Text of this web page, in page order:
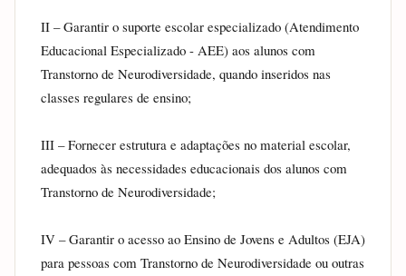
II – Garantir o suporte escolar especializado (Atendimento
Educacional Especializado - AEE) aos alunos com
Transtorno de Neurodiversidade, quando inseridos nas
classes regulares de ensino;
III – Fornecer estrutura e adaptações no material escolar,
adequados às necessidades educacionais dos alunos com
Transtorno de Neurodiversidade;
IV – Garantir o acesso ao Ensino de Jovens e Adultos (EJA)
para pessoas com Transtorno de Neurodiversidade ou outras